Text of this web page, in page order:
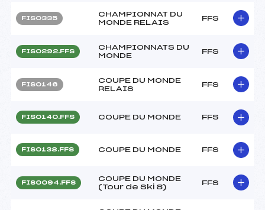
FIS0335
CHAMPIONNAT DU
MONDE RELAIS
FFS
FIS0292.FFS
CHAMPIONNATS DU
MONDE
FFS
FIS0146
COUPE DU MONDE
RELAIS
FFS
FIS0140.FFS COUPE DU MONDE FFS
FIS0138.FFS COUPE DU MONDE FFS
FIS0094.FFS
COUPE DU MONDE
(Tour de Ski 8)
FFS